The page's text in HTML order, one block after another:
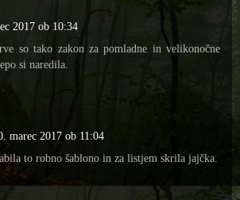
2017 ob 10:34
so tako zakon za pomladne in velikonočne
si naredila.
marec 2017 ob 11:04
to robno šablono in za listjem skrila jajčka.